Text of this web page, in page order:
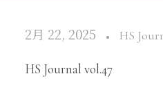
2月 22, 2025 HS
HS Journal vol.47